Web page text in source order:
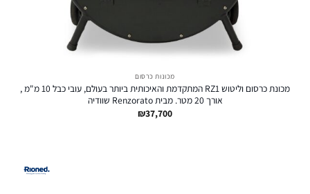
מכונות כרסום
מכונת כרסום וליטוש RZ1 המתקדמת והאיכותית ביותר בעולם, עובי כבל 10 מ"מ ,
אורך 20 מטר. מבית Renzorato שוודיה
₪37,700